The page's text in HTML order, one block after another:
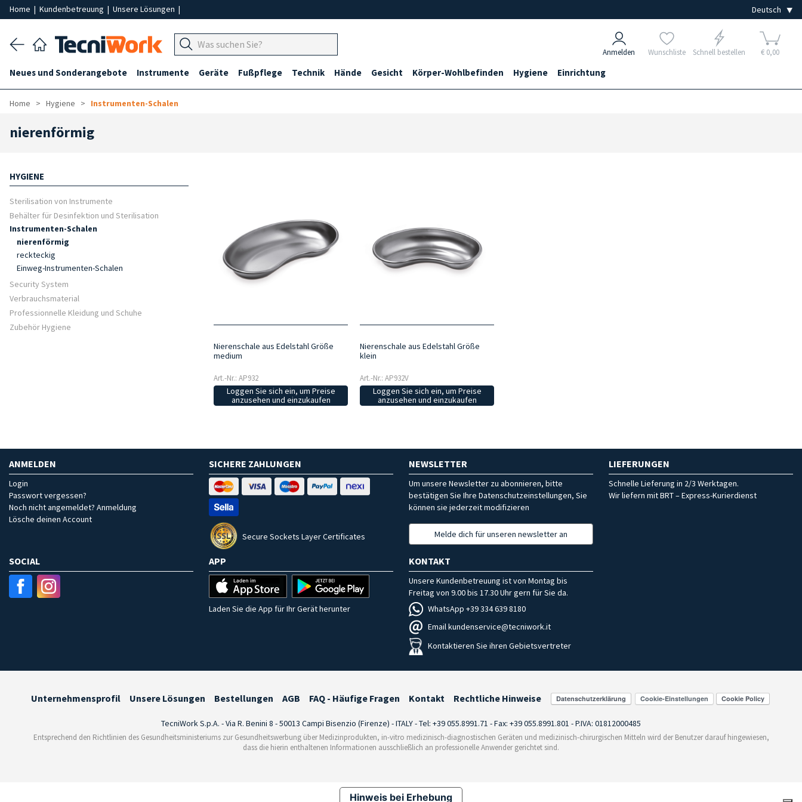
Home | Kundenbetreuung | Unsere Lösungen |
Anmelden Wunschliste Schnell bestellen € 0,00
Neues und Sonderangebote Instrumente Geräte Fußpflege Technik Hände Gesicht Körper-Wohlbefinden Hygiene Einrichtung
Home Hygiene Instrumenten-Schalen
nierenförmig
HYGIENE
Sterilisation von Instrumente
Behälter für Desinfektion und Sterilisation
Instrumenten-Schalen
nierenförmig
reckteckig
Einweg-Instrumenten-Schalen
Security System
Verbrauchsmaterial
Professionnelle Kleidung und Schuhe
Zubehör Hygiene
Nierenschale aus Edelstahl Größe
medium
Art.-Nr.: AP932
Loggen Sie sich ein, um Preise
anzusehen und einzukaufen
Nierenschale aus Edelstahl Größe
klein
Art.-Nr.: AP932V
Loggen Sie sich ein, um Preise
anzusehen und einzukaufen
ANMELDEN
Login
Passwort vergessen?
Noch nicht angemeldet? Anmeldung
Lösche deinen Account
SICHERE ZAHLUNGEN
Secure Sockets Layer Certificates
NEWSLETTER
Um unsere Newsletter zu abonnieren, bitte
bestätigen Sie Ihre Datenschutzeinstellungen, Sie
können sie jederzeit modifizieren
Melde dich für unseren newsletter an
LIEFERUNGEN
Schnelle Lieferung in 2/3 Werktagen.
Wir liefern mit BRT – Express-Kurierdienst
SOCIAL APP
Laden Sie die App für Ihr Gerät herunter
KONTAKT
Unsere Kundenbetreuung ist von Montag bis
Freitag von 9.00 bis 17.30 Uhr gern für Sie da.
WhatsApp +39 334 639 8180
Email kundenservice@tecniwork.it
Kontaktieren Sie ihren Gebietsvertreter
Unternehmensprofil Unsere Lösungen Bestellungen AGB FAQ - Häufige Fragen Kontakt Rechtliche Hinweise Cookie-Einstellungen
TecniWork S.p.A. - Via R. Benini 8 - 50013 Campi Bisenzio (Firenze) - ITALY - Tel: +39 055.8991.71 - Fax: +39 055.8991.801 - P.IVA: 01812000485
Entsprechend den Richtlinien des Gesundheitsministeriums zur Gesundheitswerbung über Medizinprodukten, in-vitro medizinisch-diagnostischen Geräten und medizinisch-chirurgischen Mitteln wird der Benutzer darauf hingewiesen,
dass die hierin enthaltenen Informationen ausschließlich an professionelle Anwender gerichtet sind.
Hinweis bei Erhebung